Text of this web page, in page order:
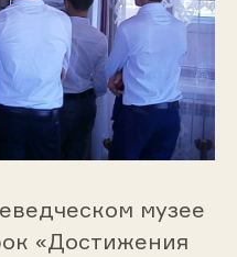
музее
«Достижения